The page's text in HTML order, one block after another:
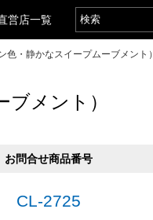
営店一覧
・静かなスイープムーブメント）
メント）
お問合せ商品番号
CL-2725